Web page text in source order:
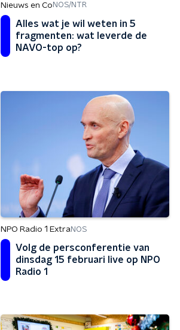
Nieuws en Co NOS/NTR
Alles wat je wil weten in 5
fragmenten: wat leverde de
NAVO-top op?
NPO Radio 1 ExtraNOS
Volg de persconferentie van
dinsdag 15 februari live op NPO
Radio 1